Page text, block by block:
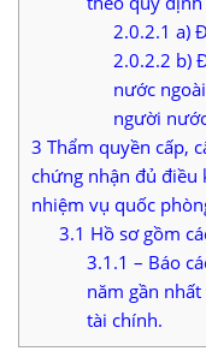
2.0.2.1 a)
2.0.2.2 b)
nước
người
3 Thẩm quyền cấp,
chứng nhận đủ điều
nhiệm vụ quốc
3.1 Hồ sơ gồm
3.1.1 – Báo
năm gần
tài chính.